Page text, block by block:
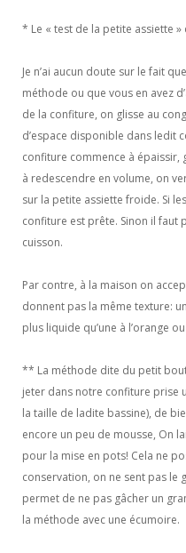
* Le « test de la petite assiette
Je n’ai aucun doute sur le fait
méthode ou que vous en avez
de la confiture, on glisse au
d’espace disponible dans ledit
confiture commence à épaissir,
à redescendre en volume, on
sur la petite assiette froide. Si
confiture est prête. Sinon il faut
cuisson.
Par contre, à la maison on
donnent pas la même texture:
plus liquide qu’une à l’orange
** La méthode dite du petit
jeter dans notre confiture prise
la taille de ladite bassine), de
encore un peu de mousse, On
pour la mise en pots! Cela ne
conservation, on ne sent pas le
permet de ne pas gâcher un
la méthode avec une écumoire.